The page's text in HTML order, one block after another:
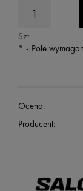
Szt.
* - Pole
Ocena:
Producent: